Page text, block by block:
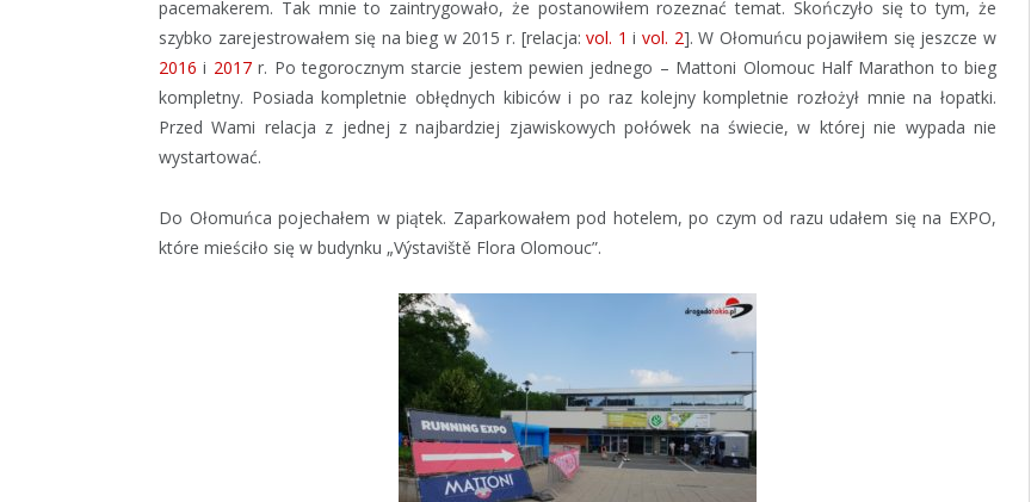
pacemakerem. Tak mnie to zaintrygowało, że postanowiłem rozeznać temat. Skończyło się to tym, że
szybko zarejestrowałem się na bieg w 2015 r. [relacja:vol. 1 i vol. 2]. W Ołomuńcu pojawiłem się jeszcze w
2016 i 2017r. Po tegorocznym starcie jestem pewien jednego – Mattoni Olomouc Half Marathon to bieg
kompletny. Posiada kompletnie obłędnych kibiców i po raz kolejny kompletnie rozłożył mnie na łopatki.
Przed Wami relacja z jednej z najbardziej zjawiskowych połówek na świecie, w której nie wypada nie
wystartować.
Do Ołomuńca pojechałem w piątek. Zaparkowałem pod hotelem, po czym od razu udałem się na EXPO,
które mieściło się w budynku „Výstaviště Flora Olomouc”.